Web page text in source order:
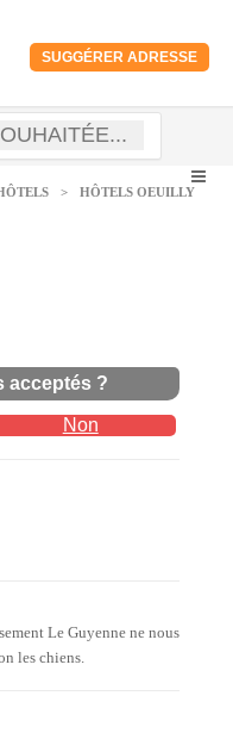
SUGGÉRER ADRESSE
> HÔTELS OEUILLY
acceptés ?
Non
Le Guyenne ne nous
les chiens.